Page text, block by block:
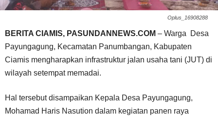
Oplus_16908288
BERITA CIAMIS, PASUNDANNEWS.COM – Warga Desa
Payungagung, Kecamatan Panumbangan, Kabupaten
Ciamis mengharapkan infrastruktur jalan usaha tani (JUT) di
wilayah setempat memadai.
Hal tersebut disampaikan Kepala Desa Payungagung,
Mohamad Haris Nasution dalam kegiatan panen raya